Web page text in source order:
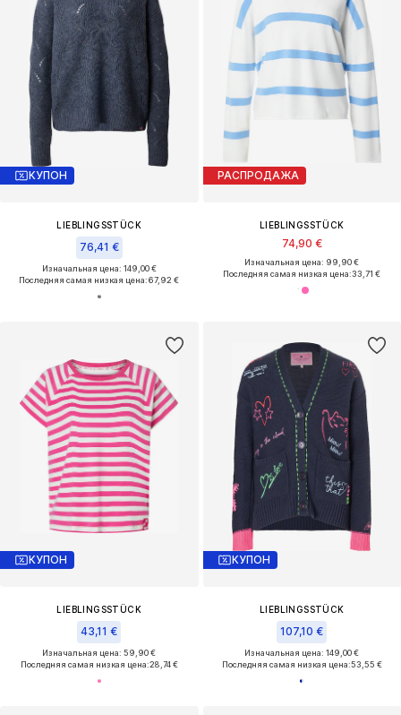
КУПОН
LIEBLINGSSTÜCK
76,41 €
Изначальная цена: 149,00 €
Последняя самая низкая цена:67,92 €
РАСПРОДАЖА
LIEBLINGSSTÜCK
74,90 €
Изначальная цена: 99,90 €
Последняя самая низкая цена:33,71 €
КУПОН
LIEBLINGSSTÜCK
43,11 €
Изначальная цена: 59,90 €
Последняя самая низкая цена:28,74 €
КУПОН
LIEBLINGSSTÜCK
107,10 €
Изначальная цена: 149,00 €
Последняя самая низкая цена:53,55 €